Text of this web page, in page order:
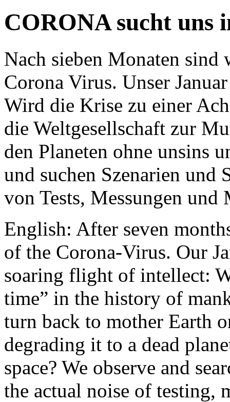
CORONA sucht uns
Nach sieben Monaten
Corona Virus. Unser
Wird die Krise zu einer
die Weltgesellschaft zur
den Planeten ohne unsins
und suchen Szenarien und
von Tests, Messungen und
English: After seven
of the Corona-Virus. Our
soaring flight of intellect:
time” in the history of
turn back to mother Earth
degrading it to a dead
space? We observe and
the actual noise of testing,